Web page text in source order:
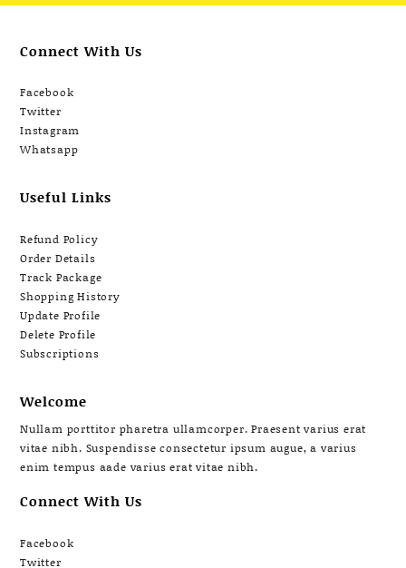
Connect With Us
Facebook
Twitter
Instagram
Whatsapp
Useful Links
Refund Policy
Order Details
Track Package
Shopping History
Update Profile
Delete Profile
Subscriptions
Welcome
Nullam porttitor pharetra ullamcorper. Praesent varius erat
vitae nibh. Suspendisse consectetur ipsum augue, a varius
enim tempus aade varius erat vitae nibh.
Connect With Us
Facebook
Twitter